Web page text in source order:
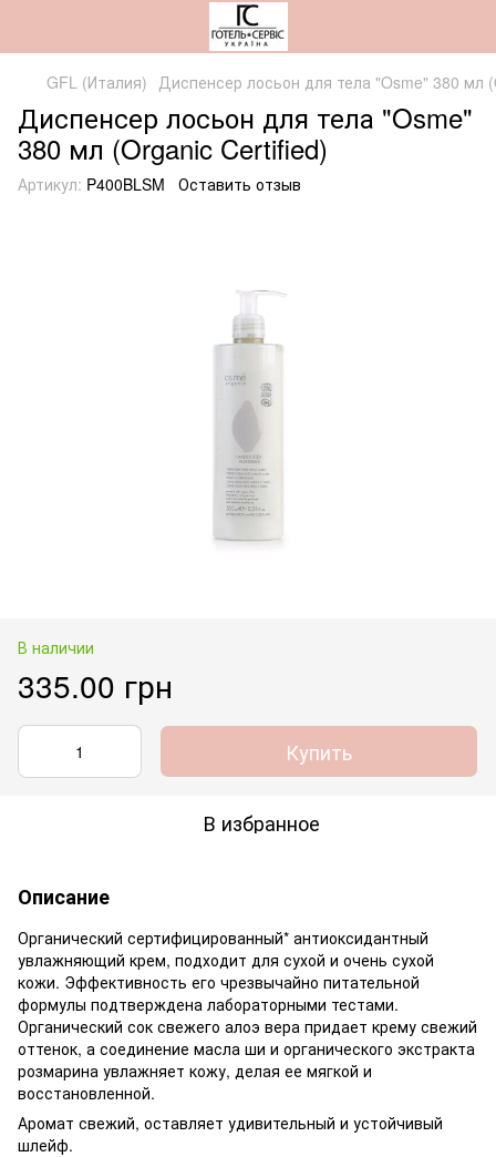
GFL (Италия) Диспенсер лосьон для тела "Osme" 380 мл
Диспенсер лосьон для тела "Osme"
380 мл (Organic Certified)
Артикул: P400BLSM Оставить отзыв
В наличии
335.00 грн
Купить
В избранное
Описание
Органический сертифицированный* антиоксидантный
увлажняющий крем, подходит для сухой и очень сухой
кожи. Эффективность его чрезвычайно питательной
формулы подтверждена лабораторными тестами.
Органический сок свежего алоэ вера придает крему свежий
оттенок, а соединение масла ши и органического экстракта
розмарина увлажняет кожу, делая ее мягкой и
восстановленной.
Аромат свежий, оставляет удивительный и устойчивый
шлейф.